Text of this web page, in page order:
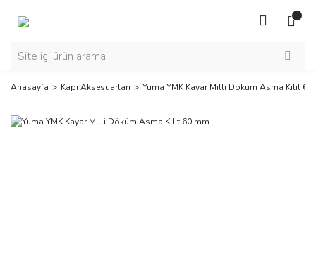
Anasayfa Kapı Aksesuarları Yuma YMK Kayar Milli Döküm Asma Kilit 60